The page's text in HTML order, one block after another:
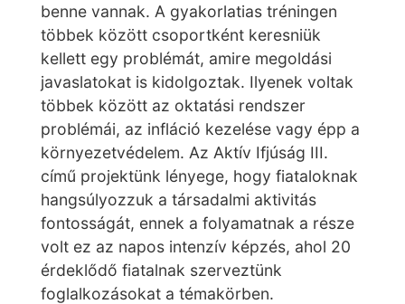
benne vannak. A gyakorlatias tréningen
többek között csoportként keresniük
kellett egy problémát, amire megoldási
javaslatokat is kidolgoztak. Ilyenek voltak
többek között az oktatási rendszer
problémái, az infláció kezelése vagy épp a
környezetvédelem. Az Aktív Ifjúság III.
című projektünk lényege, hogy fiataloknak
hangsúlyozzuk a társadalmi aktivitás
fontosságát, ennek a folyamatnak a része
volt ez az napos intenzív képzés, ahol 20
érdeklődő fiatalnak szerveztünk
foglalkozásokat a témakörben.